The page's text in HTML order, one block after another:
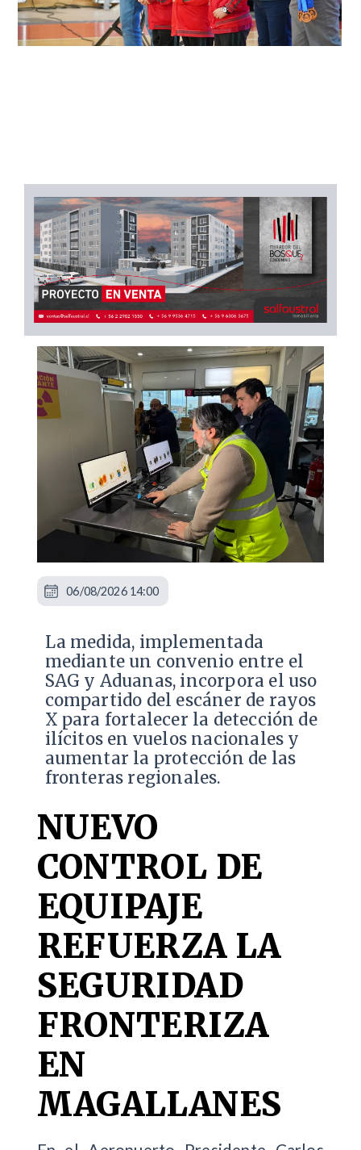
La medida, implementada
mediante un convenio entre el
SAG y Aduanas, incorpora el uso
compartido del escáner de rayos
X para fortalecer la detección de
ilícitos en vuelos nacionales y
aumentar la protección de las
fronteras regionales.
NUEVO
CONTROL DE
EQUIPAJE
REFUERZA LA
SEGURIDAD
FRONTERIZA
EN
MAGALLANES
06/08/2026 14:00